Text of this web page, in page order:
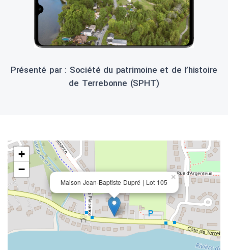
Présenté par : Société du patrimoine et de l’histoire
de Terrebonne (SPHT)
Maison Jean-Baptiste Dupré | Lot 105
×
+
−